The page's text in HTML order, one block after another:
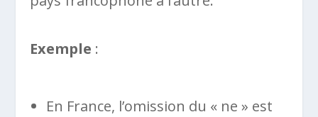
Exemple :
En France, l’omission du « ne » est